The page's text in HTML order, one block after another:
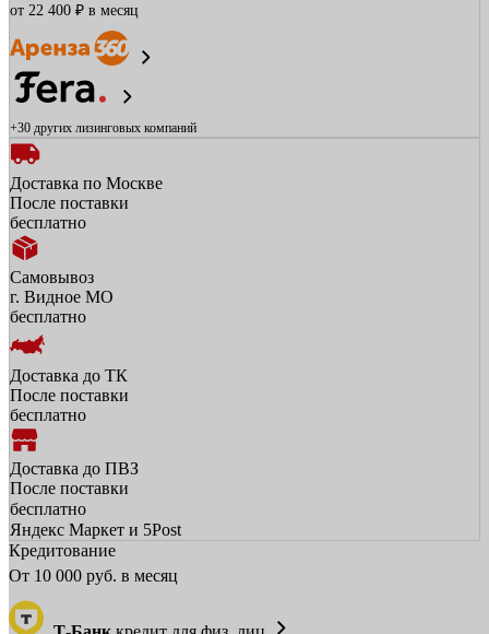
от 22 400 ₽ в месяц
+30 других лизинговых компаний
Доставка по Москве
После поставки
бесплатно
Самовывоз
г. Видное МО
бесплатно
Доставка до ТК
После поставки
бесплатно
Доставка до ПВЗ
После поставки
бесплатно
Яндекс Маркет и 5Post
Кредитование
От 10 000 руб. в месяц